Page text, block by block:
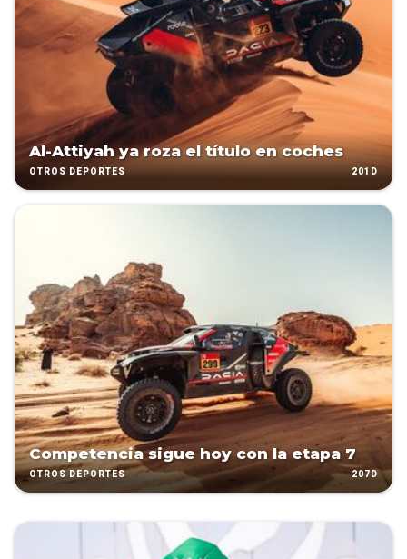
Al-Attiyah ya roza el título en coches
OTROS DEPORTES 201D
Competencia sigue hoy con la etapa 7
OTROS DEPORTES 207D